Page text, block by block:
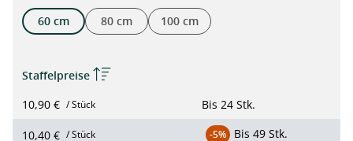
60 cm
80 cm 100 cm
Staffelpreise
10,90 € / Stück Bis 24 Stk.
10,40 € / Stück -5% Bis 49 Stk.